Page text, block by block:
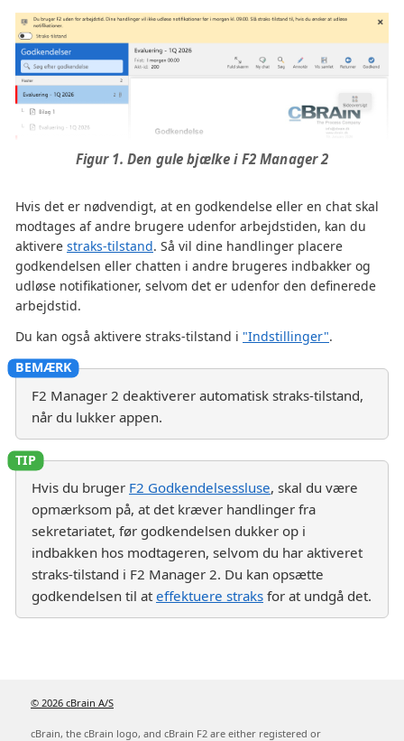
Figur 1. Den gule bjælke i F2 Manager 2
Hvis det er nødvendigt, at en godkendelse eller en chat skal
modtages af andre brugere udenfor arbejdstiden, kan du
aktivere straks-tilstand. Så vil dine handlinger placere
godkendelsen eller chatten i andre brugeres indbakker og
udløse notifikationer, selvom det er udenfor den definerede
arbejdstid.
Du kan også aktivere straks-tilstand i "Indstillinger".
F2 Manager 2 deaktiverer automatisk straks-tilstand,
når du lukker appen.
Hvis du bruger F2 Godkendelsessluse, skal du være
opmærksom på, at det kræver handlinger fra
sekretariatet, før godkendelsen dukker op i
indbakken hos modtageren, selvom du har aktiveret
straks-tilstand i F2 Manager 2. Du kan opsætte
godkendelsen til at effektuere straks for at undgå det.
© 2026 cBrain A/S
cBrain, the cBrain logo, and cBrain F2 are either registered or